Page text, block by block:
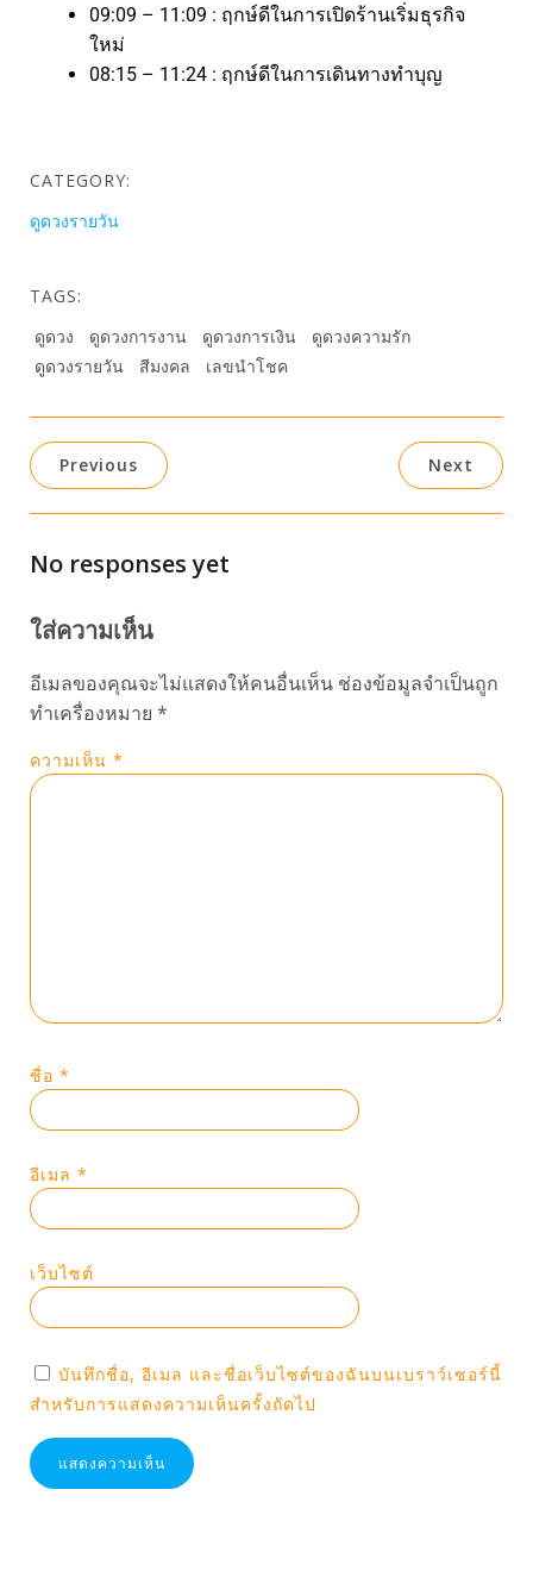
09:09 – 11:09 : ฤกษ์ดีในการเปิดร้านเริ่มธุรกิจ
ใหม่
08:15 – 11:24 : ฤกษ์ดีในการเดินทางทำบุญ
CATEGORY:
ดูดวงรายวัน
TAGS:
ดูดวง
ดูดวงการงาน ดูดวงการเงิน
ดูดวงความรัก
ดูดวงรายวัน
สีมงคล เลขนำโชค
Previous Next
No responses yet
ใส่ความเห็น
อีเมลของคุณจะไม่แสดงให้คนอื่นเห็น ช่องข้อมูลจำเป็นถูก
ทำเครื่องหมาย *
ความเห็น *
ชื่อ *
อีเมล *
เว็บไซต์
บันทึกชื่อ, อีเมล และชื่อเว็บไซต์ของฉันบนเบราว์เซอร์นี้
สำหรับการแสดงความเห็นครั้งถัดไป